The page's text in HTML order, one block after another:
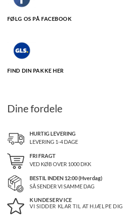
FØLG OS PÅ FACEBOOK
FIND DIN PAKKE HER
Dine fordele
HURTIG LEVERING
LEVERING 1-4 DAGE
FRI FRAGT
VED KØB OVER 1000DKK
BESTIL INDEN 12:00 (Hverdag)
SÅ SENDER VI SAMME DAG
KUNDESERVICE
VI SIDDER KLAR TIL AT HJÆLPE DIG